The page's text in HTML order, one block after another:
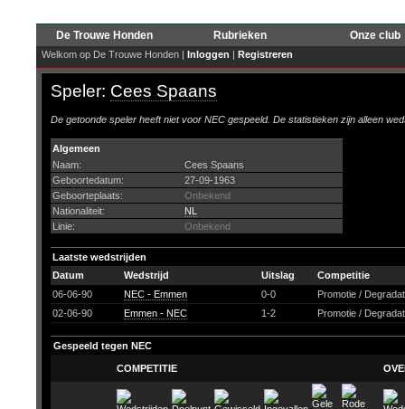
De Trouwe Honden Rubrieken Onze club
Welkom op De Trouwe Honden | Inloggen | Registreren
Speler: Cees Spaans
De getoonde speler heeft niet voor NEC gespeeld. De statistieken zijn alleen
Algemeen
Naam:
Cees Spaans
Geboortedatum:
27-09-1963
Geboorteplaats:
Onbekend
Nationaliteit:
NL
Linie:
Onbekend
Laatste wedstrijden
Datum
Wedstrijd Uitslag
Competitie
06-06-90
NEC - Emmen 0-0
Promotie /
02-06-90
Emmen - NEC 1-2 Promotie /
Gespeeld tegen NEC
COMPETITIE